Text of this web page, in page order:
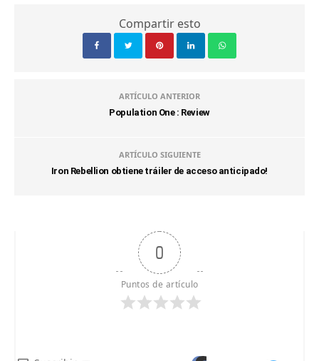
Compartir esto
ARTÍCULO ANTERIOR
Population One : Review
ARTÍCULO SIGUIENTE
Iron Rebellion obtiene tráiler de acceso anticipado!
0
Puntos de artículo